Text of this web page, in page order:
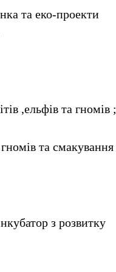
та еко-проекти
,ельфів та гномів ;
та смакування
з розвитку